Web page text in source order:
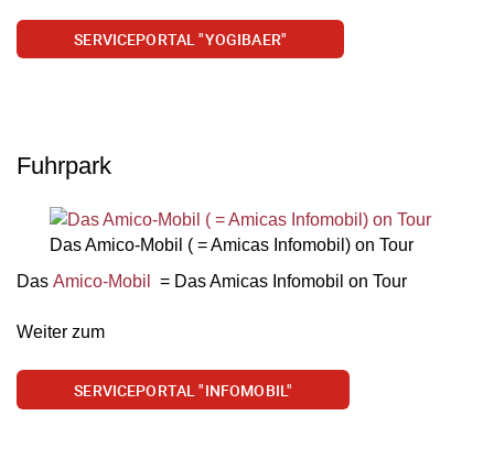
SERVICEPORTAL "YOGIBAER"
Fuhrpark
Das Amico-Mobil ( = Amicas Infomobil) on Tour
Das Amico-Mobil = Das Amicas Infomobil on Tour
Weiter zum
SERVICEPORTAL "INFOMOBIL"